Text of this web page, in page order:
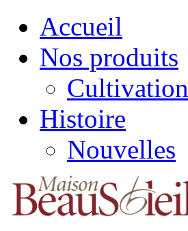
Accueil
Nos produits
Cultivation
Histoire
Nouvelles